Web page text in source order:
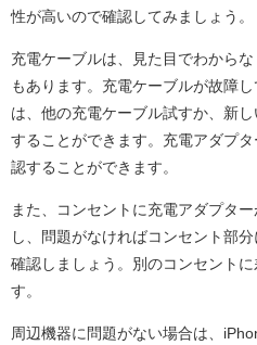
性が高いので確認してみましょう。
充電ケーブルは、見た目でわから
もあります。充電ケーブルが故障
は、他の充電ケーブル試すか、新
することができます。充電アダプ
認することができます。
また、コンセントに充電アダプタ
し、問題がなければコンセント部
確認しましょう。別のコンセント
す。
周辺機器に問題がない場合は、